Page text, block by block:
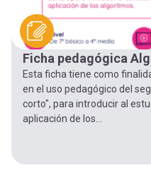
Ficha pedagógica
Esta ficha tiene como
en el uso pedagógico del
corto", para introducir al
aplicación de los...